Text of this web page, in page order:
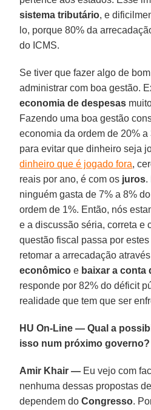
sistema tributário, e
lo, porque 80% da
do ICMS.
Se tiver que fazer algo de
administrar com boa gestão.
economia de despesas
Fazendo uma boa gestão
economia da ordem de 20%
para evitar que dinheiro seja
dinheiro que é jogado fora,
reais por ano, é com os juros.
ninguém gasta de 7% a 8%
ordem de 1%. Então, nós
e a discussão séria, correta e
questão fiscal passa por
retomar a arrecadação
econômico e baixar a conta
responde por 82% do déficit
realidade que tem que ser
HU On-Line — Qual a
isso num próximo governo?
Amir Khair — Eu vejo com
nenhuma dessas propostas
dependem doCongresso.